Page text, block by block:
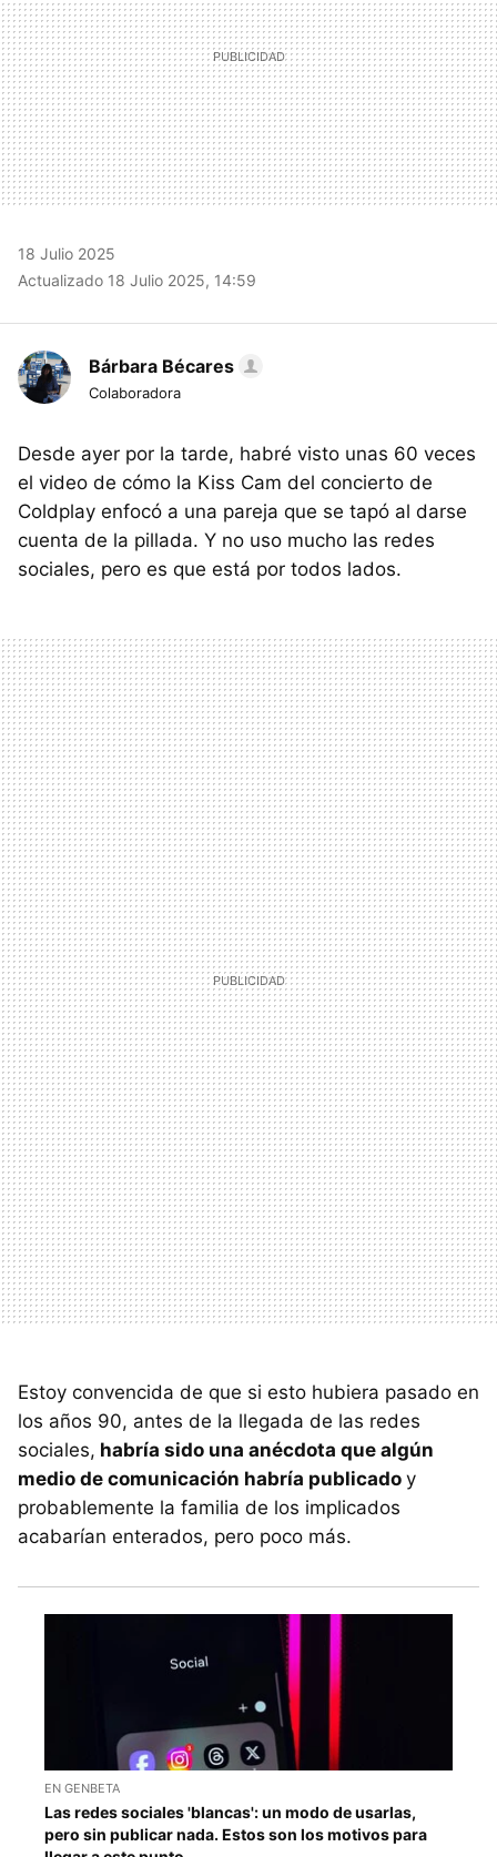
18 Julio 2025
Actualizado 18 Julio 2025, 14:59
Bárbara Bécares
Colaboradora
Desde ayer por la tarde, habré visto unas 60 veces
el video de cómo la Kiss Cam del concierto de
Coldplay enfocó a una pareja que se tapó al darse
cuenta de la pillada. Y no uso mucho las redes
sociales, pero es que está por todos lados.
Estoy convencida de que si esto hubiera pasado en
los años 90, antes de la llegada de las redes
sociales, habría sido una anécdota que algún
medio de comunicación habría publicado y
probablemente la familia de los implicados
acabarían enterados, pero poco más.
EN GENBETA
Las redes sociales 'blancas': un modo de usarlas,
pero sin publicar nada. Estos son los motivos para